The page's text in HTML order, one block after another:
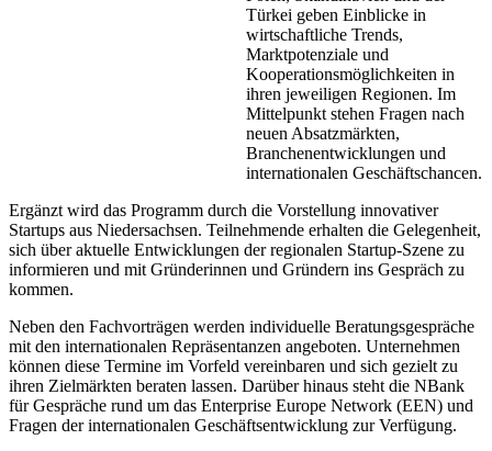
Türkei geben Einblicke in
wirtschaftliche Trends,
Marktpotenziale und
Kooperationsmöglichkeiten in
ihren jeweiligen Regionen. Im
Mittelpunkt stehen Fragen nach
neuen Absatzmärkten,
Branchenentwicklungen und
internationalen Geschäftschancen.
Ergänzt wird das Programm durch die Vorstellung innovativer
Startups aus Niedersachsen. Teilnehmende erhalten die Gelegenheit,
sich über aktuelle Entwicklungen der regionalen Startup-Szene zu
informieren und mit Gründerinnen und Gründern ins Gespräch zu
kommen.
Neben den Fachvorträgen werden individuelle Beratungsgespräche
mit den internationalen Repräsentanzen angeboten. Unternehmen
können diese Termine im Vorfeld vereinbaren und sich gezielt zu
ihren Zielmärkten beraten lassen. Darüber hinaus steht die NBank
für Gespräche rund um das Enterprise Europe Network (EEN) und
Fragen der internationalen Geschäftsentwicklung zur Verfügung.